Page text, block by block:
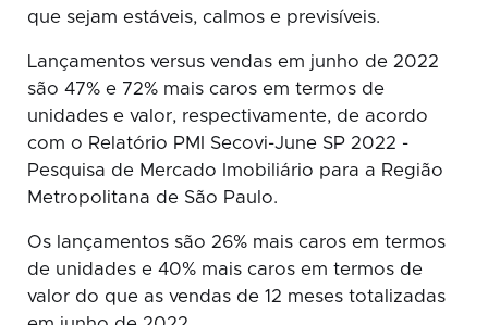
que sejam estáveis, calmos e previsíveis.
Lançamentos versus vendas em junho de 2022
são 47% e 72% mais caros em termos de
unidades e valor, respectivamente, de acordo
com o Relatório PMI Secovi-June SP 2022 -
Pesquisa de Mercado Imobiliário para a Região
Metropolitana de São Paulo.
Os lançamentos são 26% mais caros em termos
de unidades e 40% mais caros em termos de
valor do que as vendas de 12 meses totalizadas